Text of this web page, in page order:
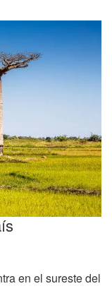
en el sureste del